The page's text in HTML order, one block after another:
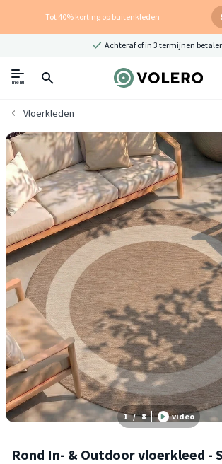
Tot 40% korting op buitenkleden
Achteraf of in 3 termijnen
menu
Vloerkleden
1 / 8 video
Rond In- & Outdoor vloerkleed -